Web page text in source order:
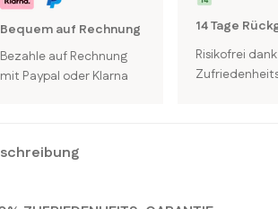
Bequem auf Rechnung
Bezahle auf Rechnung
mit Paypal oder Klarna
14 Tage
Risikofrei dank